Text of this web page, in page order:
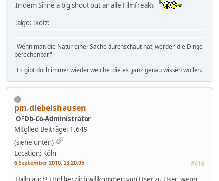
In dem Sinne a big shout out an alle Filmfreaks
:algo: :kotz:
"Wenn man die Natur einer Sache durchschaut hat, werden die Dinge
berechenbar."
"Es gibt doch immer wieder welche, die es ganz genau wissen wollen."
pm.diebelshausen
OFDb-Co-Administrator
Mitglied Beiträge: 1.649
(siehe unten)
Location: Köln
6 September 2010, 23:20:05 #616
Hallo auch! Und herzlich willkommen von User zu User, wenn